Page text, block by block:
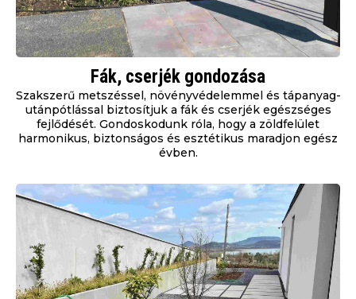
Fák, cserjék gondozása
Szakszerű metszéssel, növényvédelemmel és tápanyag-
utánpótlással biztosítjuk a fák és cserjék egészséges
fejlődését. Gondoskodunk róla, hogy a zöldfelület
harmonikus, biztonságos és esztétikus maradjon egész
évben.